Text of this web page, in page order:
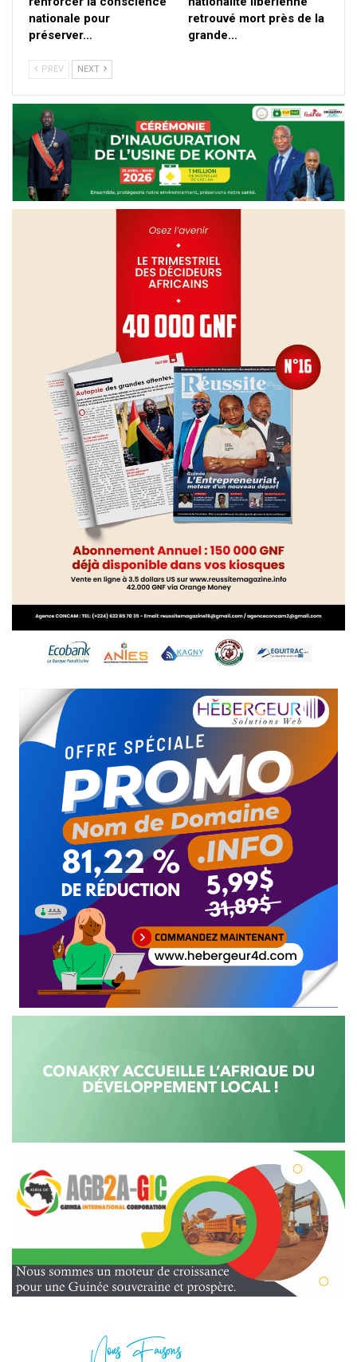
nationale pour
préserver…
retrouvé mort près de la
grande…
PREV NEXT